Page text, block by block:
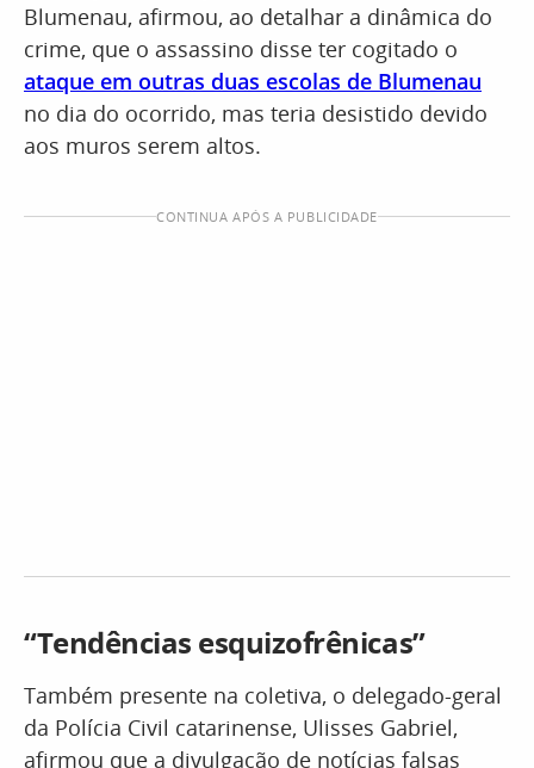
Blumenau, afirmou, ao detalhar a dinâmica do
crime, que o assassino disse ter cogitado o
ataque em outras duas escolas de Blumenau
no dia do ocorrido, mas teria desistido devido
aos muros serem altos.
CONTINUA APÓS A PUBLICIDADE
“Tendências esquizofrênicas”
Também presente na coletiva, o delegado-geral
da Polícia Civil catarinense, Ulisses Gabriel,
afirmou que a divulgação de notícias falsas